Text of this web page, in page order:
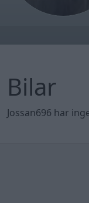
Bilar
Jossan696 har